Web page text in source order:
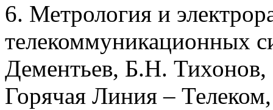
6. Метрология и
телекоммуникационных
Дементьев, Б.Н.
Горячая Линия –